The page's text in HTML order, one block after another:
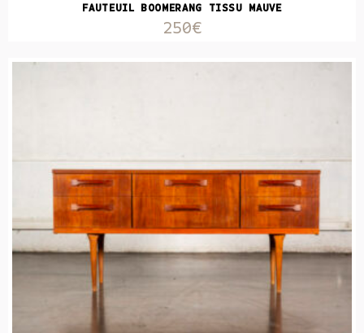
FAUTEUIL BOOMERANG TISSU MAUVE
250€